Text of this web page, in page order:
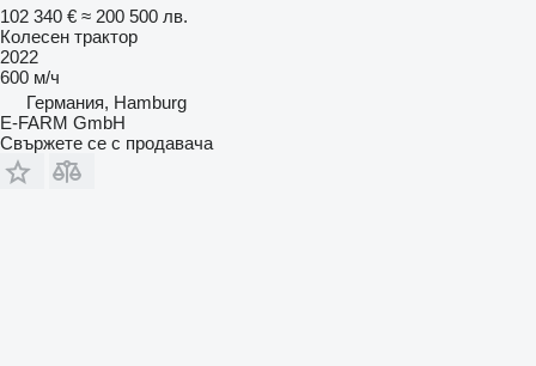
102 340 € ≈ 200 500 лв.
Колесен трактор
2022
600 м/ч
Германия, Hamburg
E-FARM GmbH
Свържете се с продавача